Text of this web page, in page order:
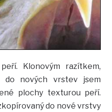
Klonovým razítkem,
do nových vrstev jsem
plochy texturou peří.
do nové vrstvy